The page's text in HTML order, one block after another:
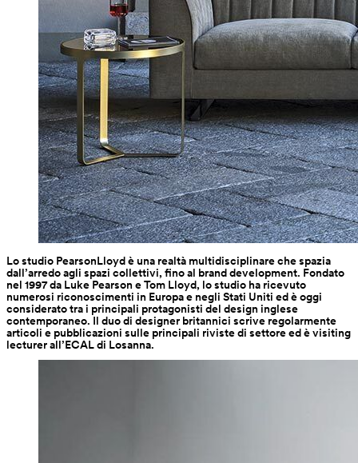
Lo studio PearsonLloyd è una realtà multidisciplinare che spazia
dall’arredo agli spazi collettivi, fino al brand development. Fondato
nel 1997 da Luke Pearson e Tom Lloyd, lo studio ha ricevuto
numerosi riconoscimenti in Europa e negli Stati Uniti ed è oggi
considerato tra i principali protagonisti del design inglese
contemporaneo. Il duo di designer britannici scrive regolarmente
articoli e pubblicazioni sulle principali riviste di settore ed è visiting
lecturer all’ECAL di Losanna.